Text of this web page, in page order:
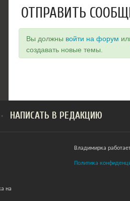
ОТПРАВИТЬ
Вы должны войти на форум
создавать новые темы.
НАПИСАТЬ В РЕДАКЦИЮ
на
Владимирка
Политика